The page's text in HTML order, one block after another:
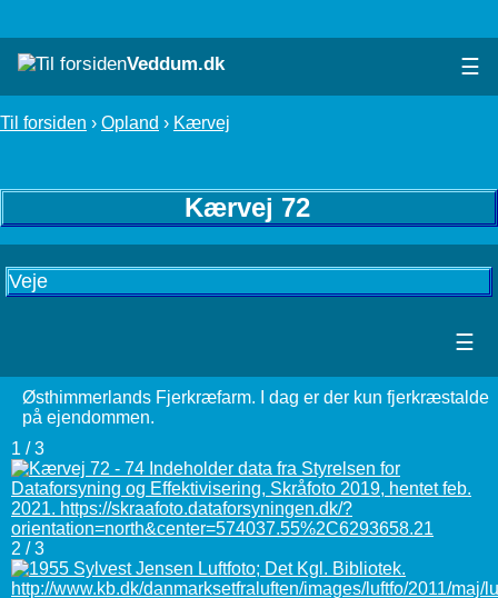
Veddum.dk ☰
Til forsiden › Opland › Kærvej
Kærvej 72
Veje
☰
Østhimmerlands Fjerkræfarm. I dag er der kun fjerkræstalde
på ejendommen.
1 / 3
2 / 3